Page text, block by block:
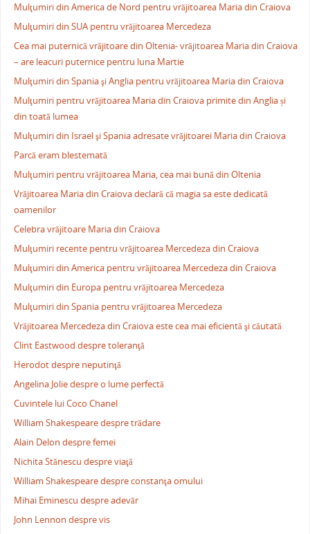
Mulţumiri din America de Nord pentru vrăjitoarea Maria din Craiova
Mulţumiri din SUA pentru vrăjitoarea Mercedeza
Cea mai puternică vrăjitoare din Oltenia- vrăjitoarea Maria din Craiova
– are leacuri puternice pentru luna Martie
Mulţumiri din Spania şi Anglia pentru vrăjitoarea Maria din Craiova
Mulţumiri pentru vrăjitoarea Maria din Craiova primite din Anglia și
din toată lumea
Mulţumiri din Israel şi Spania adresate vrăjitoarei Maria din Craiova
Parcă eram blestemată
Mulţumiri pentru vrăjitoarea Maria, cea mai bună din Oltenia
Vrăjitoarea Maria din Craiova declară că magia sa este dedicată
oamenilor
Celebra vrăjitoare Maria din Craiova
Mulţumiri recente pentru vrăjitoarea Mercedeza din Craiova
Mulţumiri din America pentru vrăjitoarea Mercedeza din Craiova
Mulţumiri din Europa pentru vrăjitoarea Mercedeza
Mulţumiri din Spania pentru vrăjitoarea Mercedeza
Vrăjitoarea Mercedeza din Craiova este cea mai eficientă şi căutată
Clint Eastwood despre toleranţă
Herodot despre neputinţă
Angelina Jolie despre o lume perfectă
Cuvintele lui Coco Chanel
William Shakespeare despre trădare
Alain Delon despre femei
Nichita Stănescu despre viaţă
William Shakespeare despre constanţa omului
Mihai Eminescu despre adevăr
John Lennon despre vis